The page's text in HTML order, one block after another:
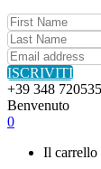
ISCRIVITI
+39 348
Benvenuto
0
Il carrello